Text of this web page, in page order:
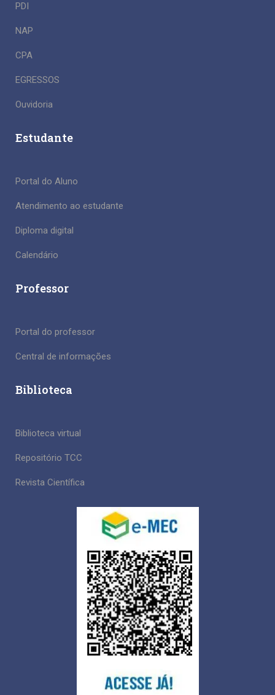
PDI
NAP
CPA
EGRESSOS
Ouvidoria
Estudante
Portal do Aluno
Atendimento ao estudante
Diploma digital
Calendário
Professor
Portal do professor
Central de informações
Biblioteca
Biblioteca virtual
Repositório TCC
Revista Científica